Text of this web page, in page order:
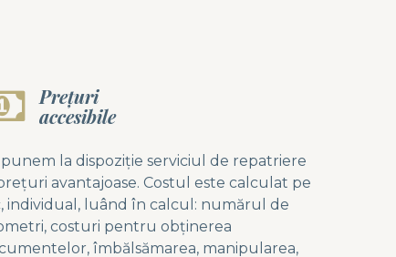
Prețuri
accesibile
punem la dispoziție serviciul de repatriere
avantajoase. Costul este calculat pe
individual, luând în calcul: numărul de
costuri pentru obținerea
îmbălsămarea, manipularea,